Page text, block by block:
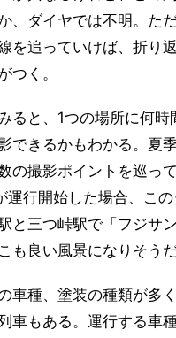
、ダイヤでは不明。た
を追っていけば、折り
つく。
ると、1つの場所に何時
できるかもわかる。夏
の撮影ポイントを巡っ
運行開始した場合、この
と三つ峠駅で「フジサ
も良い風景になりそうだ
車種、塗装の種類が多
車もある。運行する車